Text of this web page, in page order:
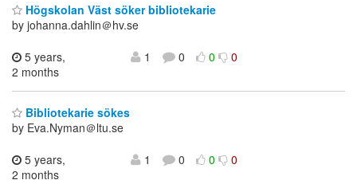
Högskolan Väst söker bibliotekarie
by johanna.dahlin＠hv.se
5 years,
2 months
1 0 0 0
Bibliotekarie sökes
by Eva.Nyman＠ltu.se
5 years,
2 months
1 0 0 0